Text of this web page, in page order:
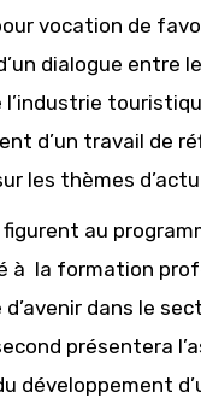
vocation de
dialogue entre
l’industrie
d’un travail de
les thèmes
au
à la formation
dans le
présentera
développement